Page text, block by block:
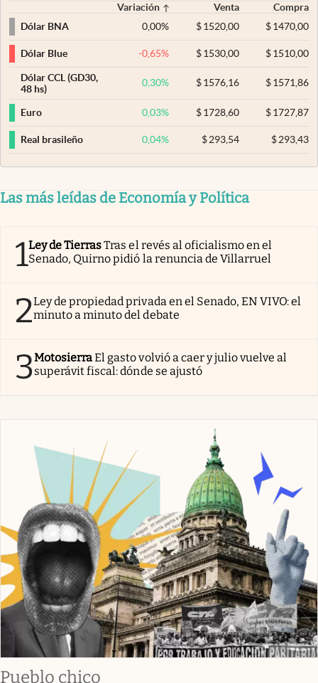
Variación Venta
Compra
Dólar BNA
0,00% $ 1520,00 $1470,00
Dólar Blue -0,65% $ 1530,00 $1510,00
Dólar CCL (GD30,
48 hs)
0,30% $ 1576,16 $1571,86
Euro 0,03% $ 1728,60 $1727,87
Real brasileño 0,04% $ 293,54 $293,43
Las más leídas de Economía y Política
1Ley de TierrasTras el revés al oficialismo en el
Senado, Quirno pidió la renuncia de Villarruel
2Ley de propiedad privada en el Senado, EN VIVO: el
minuto a minuto del debate
3MotosierraEl gasto volvió a caer y julio vuelve al
superávit fiscal: dónde se ajustó
Pueblo chico